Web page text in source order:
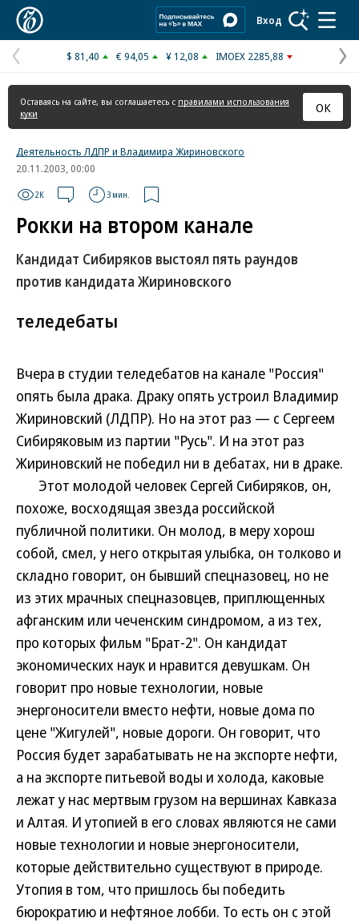
Вход
Предыдущая
страница
$ 81,40 € 94,05 ¥ 12,08 IMOEX 2285,88
Оставаясь на сайте, вы соглашаетесь с правилами использования
куки
ОК
Деятельность ЛДПР и Владимира Жириновского
20.11.2003, 00:00
2K 3 мин.
Рокки на втором канале
Кандидат Сибиряков выстоял пять раундов
против кандидата Жириновского
теледебаты
Вчера в студии теледебатов на канале "Россия"
опять была драка. Драку опять устроил Владимир
Жириновский (ЛДПР). Но на этот раз — с Сергеем
Сибиряковым из партии "Русь". И на этот раз
Жириновский не победил ни в дебатах, ни в драке.
Этот молодой человек Сергей Сибиряков, он,
похоже, восходящая звезда российской
публичной политики. Он молод, в меру хорош
собой, смел, у него открытая улыбка, он толково и
складно говорит, он бывший спецназовец, но не
из этих мрачных спецназовцев, приплющенных
афганским или чеченским синдромом, а из тех,
про которых фильм "Брат-2". Он кандидат
экономических наук и нравится девушкам. Он
говорит про новые технологии, новые
энергоносители вместо нефти, новые дома по
цене "Жигулей", новые дороги. Он говорит, что
Россия будет зарабатывать не на экспорте нефти,
а на экспорте питьевой воды и холода, каковые
лежат у нас мертвым грузом на вершинах Кавказа
и Алтая. И утопией в его словах являются не сами
новые технологии и новые энергоносители,
которые действительно существуют в природе.
Утопия в том, что пришлось бы победить
бюрократию и нефтяное лобби. То есть он с этой